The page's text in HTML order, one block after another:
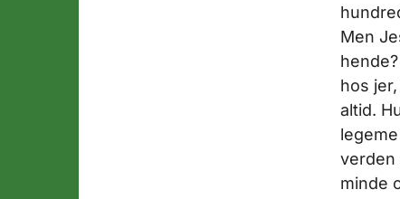
Men
hos
altid.
verden
minde